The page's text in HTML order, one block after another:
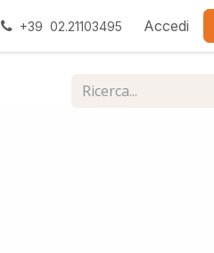
con noi
+39 02.21103495 Accedi